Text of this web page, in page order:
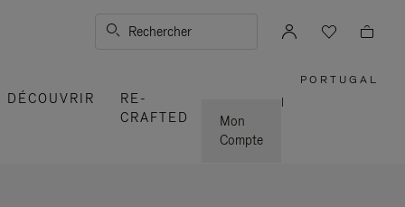
Rechercher
DÉCOUVRIR
RE-
CRAFTED
Mon
Compte
PORTUGAL
|